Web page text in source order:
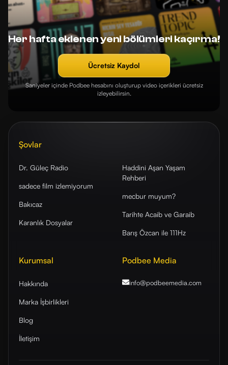
Her hafta eklenen yeni bölümleri kaçırma!
Ücretsiz Kaydol
Saniyeler içinde Podbee hesabını oluşturup video içerikleri ücretsiz
izleyebilirsin.
Şovlar
Dr. Güleç Radio
sadece film izlemiyorum
Bakıcaz
Karanlık Dosyalar
Haddini Aşan Yaşam
Rehberi
mecbur muyum?
Tarihte Acaib ve Garaib
Barış Özcan ile 111Hz
Kurumsal
Hakkında
Marka İşbirlikleri
Blog
İletişim
Podbee Media
info@podbeemedia.com